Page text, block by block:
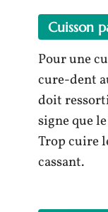
Cuisson
Pour une
cure-dent
doit
signe que
Trop cuire
cassant.